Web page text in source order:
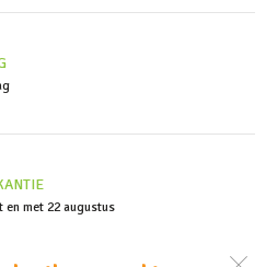
en met 22 augustus